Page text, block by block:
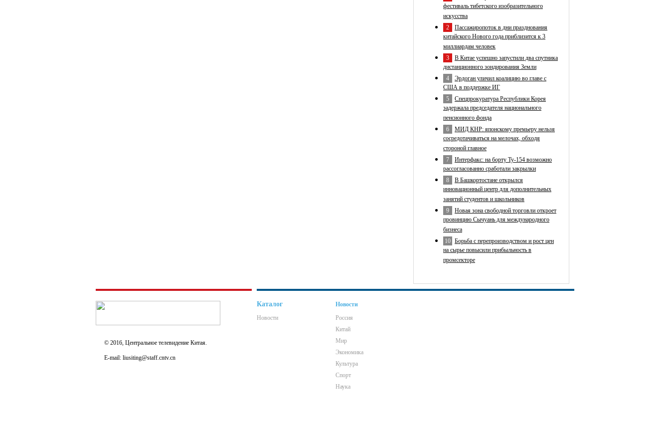
фестиваль тибетского изобразительного
искусства
2 Пассажиропоток в дни празднования
китайского Нового года приблизится к 3
миллиардам человек
3 В Китае успешно запустили два спутника
дистанционного зондирования Земли
4 Эрдоган уличил коалицию во главе с
США в поддержке ИГ
5 Спецпрокуратура Республики Корея
задержала председателя национального
пенсионного фонда
6 МИД КНР: японскому премьеру нельзя
сосредотачиваться на мелочах, обходя
стороной главное
7 Интерфакс: на борту Ту-154 возможно
рассогласованно сработали закрылки
8 В Башкортостане открылся
инновационный центр для дополнительных
занятий студентов и школьников
9 Новая зона свободной торговли откроет
провинцию Сычуань для международного
бизнеса
10 Борьба с перепроизводством и рост цен
на сырье повысили прибыльность в
промсекторе
© 2016, Центральное телевидение Китая.
E-mail: liusiting@staff.cntv.cn
Каталог
Новости
Новости
Россия
Китай
Мир
Экономика
Культура
Спорт
Наука